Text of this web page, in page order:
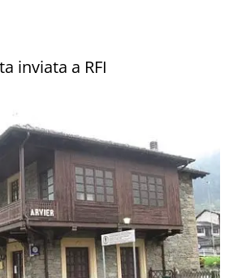
inviata a RFI